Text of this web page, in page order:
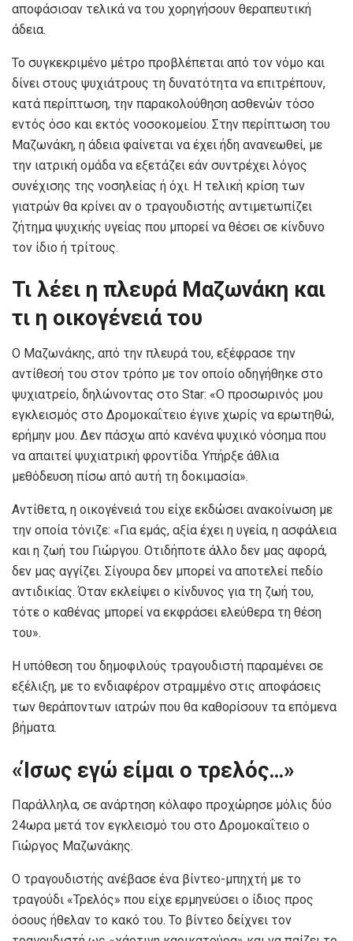
αποφάσισαν τελικά να του χορηγήσουν θεραπευτική
άδεια.
Το συγκεκριμένο μέτρο προβλέπεται από τον νόμο και
δίνει στους ψυχιάτρους τη δυνατότητα να επιτρέπουν,
κατά περίπτωση, την παρακολούθηση ασθενών τόσο
εντός όσο και εκτός νοσοκομείου. Στην περίπτωση του
Μαζωνάκη, η άδεια φαίνεται να έχει ήδη ανανεωθεί, με
την ιατρική ομάδα να εξετάζει εάν συντρέχει λόγος
συνέχισης της νοσηλείας ή όχι. Η τελική κρίση των
γιατρών θα κρίνει αν ο τραγουδιστής αντιμετωπίζει
ζήτημα ψυχικής υγείας που μπορεί να θέσει σε κίνδυνο
τον ίδιο ή τρίτους.
Τι λέει η πλευρά Μαζωνάκη και
τι η οικογένειά του
Ο Μαζωνάκης, από την πλευρά του, εξέφρασε την
αντίθεσή του στον τρόπο με τον οποίο οδηγήθηκε στο
ψυχιατρείο, δηλώνοντας στο Star: «Ο προσωρινός μου
εγκλεισμός στο Δρομοκαΐτειο έγινε χωρίς να ερωτηθώ,
ερήμην μου. Δεν πάσχω από κανένα ψυχικό νόσημα που
να απαιτεί ψυχιατρική φροντίδα. Υπήρξε άθλια
μεθόδευση πίσω από αυτή τη δοκιμασία».
Αντίθετα, η οικογένειά του είχε εκδώσει ανακοίνωση με
την οποία τόνιζε: «Για εμάς, αξία έχει η υγεία, η ασφάλεια
και η ζωή του Γιώργου. Οτιδήποτε άλλο δεν μας αφορά,
δεν μας αγγίζει. Σίγουρα δεν μπορεί να αποτελεί πεδίο
αντιδικίας. Όταν εκλείψει ο κίνδυνος για τη ζωή του,
τότε ο καθένας μπορεί να εκφράσει ελεύθερα τη θέση
του».
Η υπόθεση του δημοφιλούς τραγουδιστή παραμένει σε
εξέλιξη, με το ενδιαφέρον στραμμένο στις αποφάσεις
των θεράποντων ιατρών που θα καθορίσουν τα επόμενα
βήματα.
«Ίσως εγώ είμαι ο τρελός…»
Παράλληλα, σε ανάρτηση κόλαφο προχώρησε μόλις δύο
24ωρα μετά τον εγκλεισμό του στο Δρομοκαΐτειο ο
Γιώργος Μαζωνάκης.
Ο τραγουδιστής ανέβασε ένα βίντεο-μπηχτή με το
τραγούδι «Τρελός» που είχε ερμηνεύσει ο ίδιος προς
όσους ήθελαν το κακό του. Το βίντεο δείχνει τον